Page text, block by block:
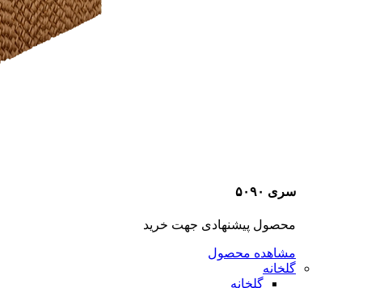
سری ۵۰۹۰
محصول پیشنهادی جهت خرید
مشاهده محصول
گلخانه
گلخانه